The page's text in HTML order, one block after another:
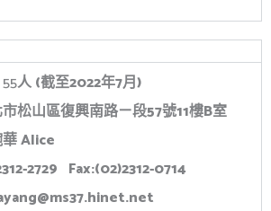
55人(截至2022年7月)
松山區復興南路ㄧ段57號11樓B室
Alice
2729 Fax:(02)2312-0714